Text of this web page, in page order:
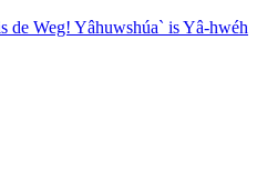
de Weg! Yâhuwshúa` is Yâ-hwéh